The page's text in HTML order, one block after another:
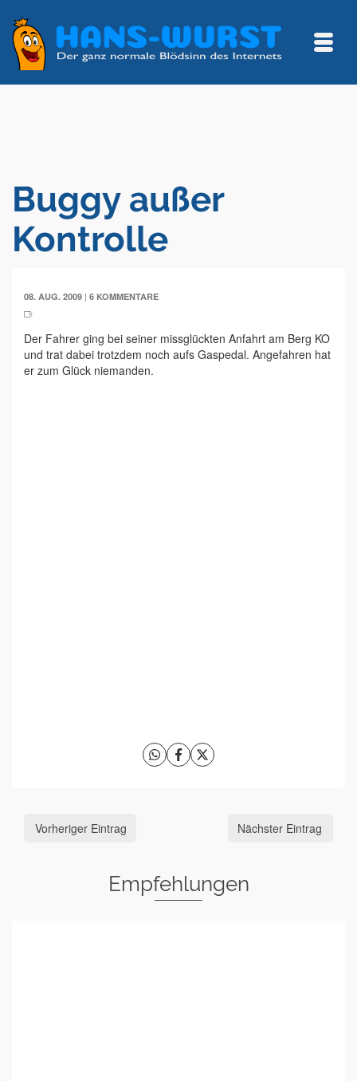
Buggy außer
Kontrolle
08. AUG. 2009 | 6 KOMMENTARE
Der Fahrer ging bei seiner missglückten Anfahrt am Berg KO
und trat dabei trotzdem noch aufs Gaspedal. Angefahren hat
er zum Glück niemanden.
Vorheriger Eintrag Nächster Eintrag
Empfehlungen